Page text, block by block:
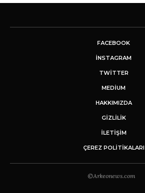
FACEBOOK
INSTAGRAM
TWITTER
MEDIUM
HAKKIMIZDA
GİZLİLİK
İLETIŞIM
ÇEREZ POLITIKALARI
©Arkeonews.com